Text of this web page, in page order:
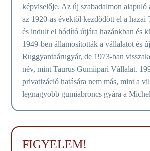
képviselője. Az új szabadalmon alapuló
az 1920-as évektől kezdődött el a hazai
és indult el hódító útjára hazánkban és
1949-ben államosították a vállalatot és
Ruggyantaárugyár, de 1973-ban
név, mint Taurus Gumiipari Vállalat.
privatizáció hatására nem más, mint a
legnagyobb gumiabroncs gyára a
FIGYELEM!